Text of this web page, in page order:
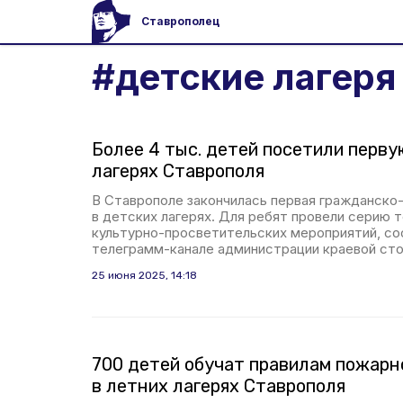
Ставрополец
#детские лагеря
Более 4 тыс. детей посетили
лагерях Ставрополя
В Ставрополе закончилась первая
в детских лагерях. Для ребят провели серию
культурно-просветительских мероприятий,
телеграмм-канале администрации краевой
25 июня 2025, 14:18
700 детей обучат правилам
в летних лагерях Ставрополя